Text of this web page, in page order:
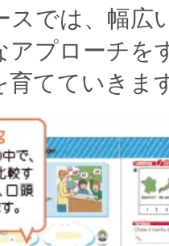
スでは、幅広
アプローチを
育てていきま